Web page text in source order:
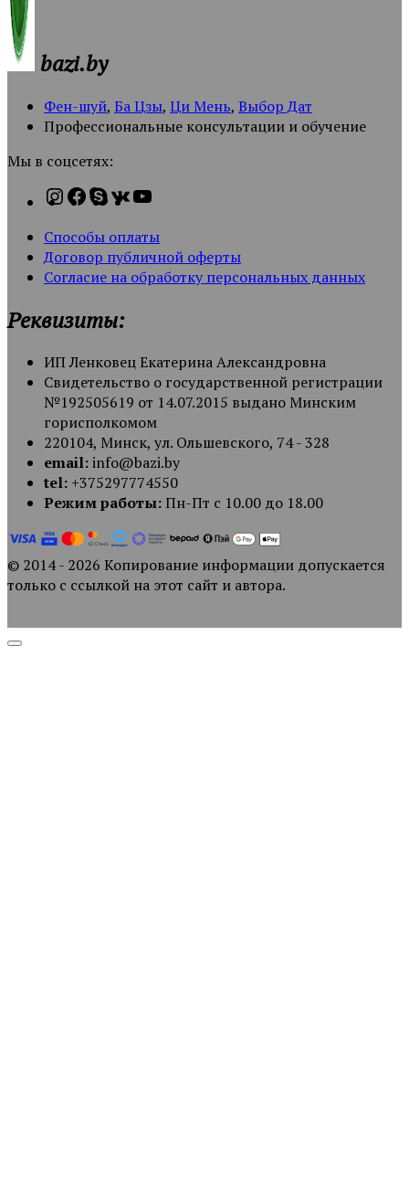
bazi.by
Фен-шуй, Ба Цзы, Ци Мень, Выбор Дат
Профессиональные консультации и обучение
Мы в соцсетях:
Способы оплаты
Договор публичной оферты
Согласие на обработку персональных данных
Реквизиты:
ИП Ленковец Екатерина Александровна
Свидетельство о государственной регистрации
№192505619 от 14.07.2015 выдано Минским
горисполкомом
220104, Минск, ул. Ольшевского, 74 - 328
email:info@bazi.by
tel: +375297774550
Режим работы:Пн-Пт с 10.00 до 18.00
© 2014 - 2026 Копирование информации допускается
только с ссылкой на этот сайт и автора.